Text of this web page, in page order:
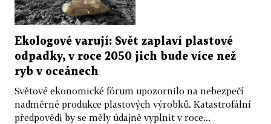
Ekologové varují: Svět zaplaví plastové
odpadky, v roce 2050 jich bude více než
ryb v oceánech
Světové ekonomické fórum upozornilo na nebezpečí
nadměrné produkce plastových výrobků. Katastrofální
předpovědi by se měly údajně vyplnit v roce...